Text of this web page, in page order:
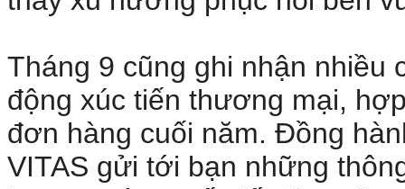
Tháng 9 cũng ghi nhận nhiều
động xúc tiến thương mại,
đơn hàng cuối năm. Đồng
VITAS gửi tới bạn những